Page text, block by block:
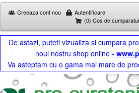
Creeaza cont nou
Autentificare
(0) Cos de
De astazi, puteti vizualiza si cumpara
noul nostru shop online -
Va asteptam cu o gama mai mare de